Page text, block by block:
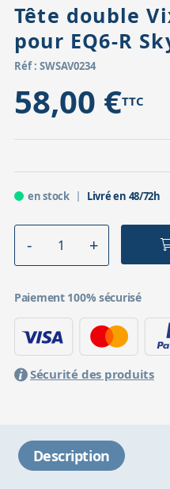
Tête double
pour EQ6-R
Réf : SWSAV0234
58,00 €TTC
en stock Livré en 48/72h
Paiement 100% sécurisé
Sécurité des produits
Description